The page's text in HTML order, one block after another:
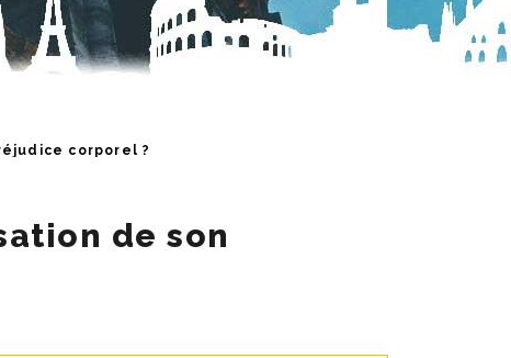
corporel ?
de son